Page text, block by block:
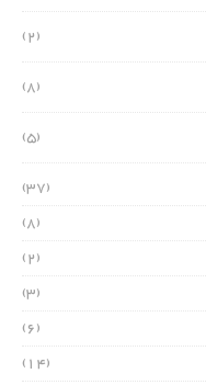
(2)
(8)
(5)
(37)
(8)
(2)
(3)
(6)
(14)